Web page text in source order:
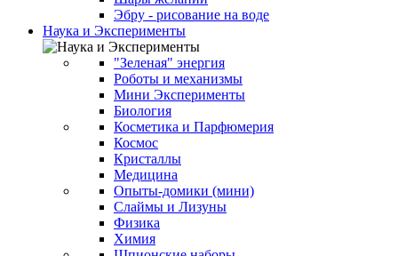
Эбру - рисование на воде
Наука и Эксперименты
"Зеленая" энергия
Роботы и механизмы
Мини Эксперименты
Биология
Косметика и Парфюмерия
Космос
Кристаллы
Медицина
Опыты-домики (мини)
Слаймы и Лизуны
Физика
Химия